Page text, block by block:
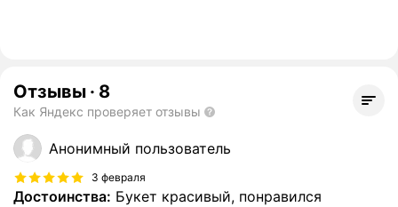
Отзывы · 8
Как Яндекс проверяет отзывы
Анонимный пользователь
3 февраля
Достоинства: Букет красивый, понравился